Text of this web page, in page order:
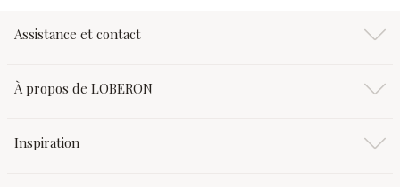
Assistance et contact
À propos de LOBERON
Inspiration